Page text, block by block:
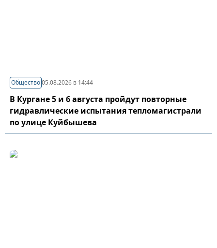
Общество05.08.2026 в 14:44
В Кургане 5 и 6 августа пройдут повторные
гидравлические испытания тепломагистрали
по улице Куйбышева